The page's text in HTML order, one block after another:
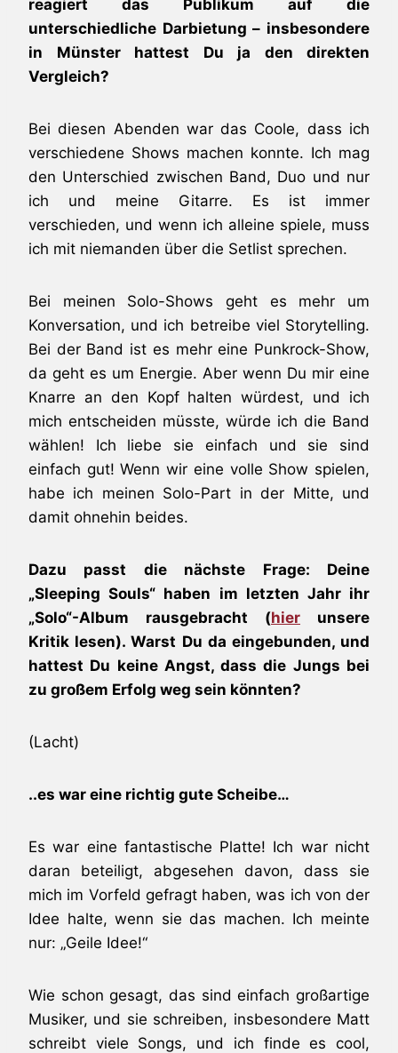
reagiert das Publikum auf die
unterschiedliche Darbietung – insbesondere
in Münster hattest Du ja den direkten
Vergleich?
Bei diesen Abenden war das Coole, dass ich
verschiedene Shows machen konnte. Ich mag
den Unterschied zwischen Band, Duo und nur
ich und meine Gitarre. Es ist immer
verschieden, und wenn ich alleine spiele, muss
ich mit niemanden über die Setlist sprechen.
Bei meinen Solo-Shows geht es mehr um
Konversation, und ich betreibe viel Storytelling.
Bei der Band ist es mehr eine Punkrock-Show,
da geht es um Energie. Aber wenn Du mir eine
Knarre an den Kopf halten würdest, und ich
mich entscheiden müsste, würde ich die Band
wählen! Ich liebe sie einfach und sie sind
einfach gut! Wenn wir eine volle Show spielen,
habe ich meinen Solo-Part in der Mitte, und
damit ohnehin beides.
Dazu passt die nächste Frage: Deine
„Sleeping Souls“ haben im letzten Jahr ihr
„Solo“-Album rausgebracht (hier unsere
Kritik lesen). Warst Du da eingebunden, und
hattest Du keine Angst, dass die Jungs bei
zu großem Erfolg weg sein könnten?
(Lacht)
..es war eine richtig gute Scheibe…
Es war eine fantastische Platte! Ich war nicht
daran beteiligt, abgesehen davon, dass sie
mich im Vorfeld gefragt haben, was ich von der
Idee halte, wenn sie das machen. Ich meinte
nur: „Geile Idee!“
Wie schon gesagt, das sind einfach großartige
Musiker, und sie schreiben, insbesondere Matt
schreibt viele Songs, und ich finde es cool,